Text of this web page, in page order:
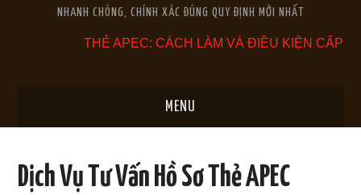
NHANH CHÓNG, CHÍNH XÁC ĐÚNG QUY ĐỊNH MỚI NHẤT
THẺ APEC: CÁCH LÀM VÀ ĐIỀU KIỆN CẤP
MENU
GIỚI THIỆU
Dịch Vụ Tư Vấn Hồ Sơ Thẻ APEC